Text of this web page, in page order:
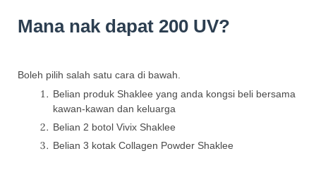
Mana nak dapat 200 UV?
Boleh pilih salah satu cara di bawah.
Belian produk Shaklee yang anda kongsi beli bersama
kawan-kawan dan keluarga
Belian 2 botol Vivix Shaklee
Belian 3 kotak Collagen Powder Shaklee